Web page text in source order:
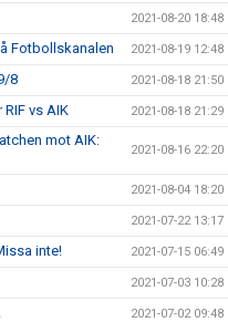
2021-08-20 18:48
Fotbollskanalen 2021-08-19 12:48
8 2021-08-18 21:50
vs AIK 2021-08-18 21:29
mot AIK:
2021-08-16 22:20
2021-08-04 18:20
2021-07-22 13:17
inte! 2021-07-15 06:49
2021-07-03 10:28
2021-07-02 09:48